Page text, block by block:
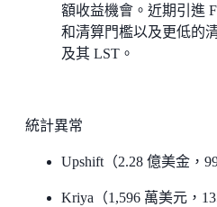
額收益機會。近期引進
和清算門檻以及更低的
及其 LST。
統計異常
Upshift（2.28 億美金，
Kriya（1,596 萬美元，